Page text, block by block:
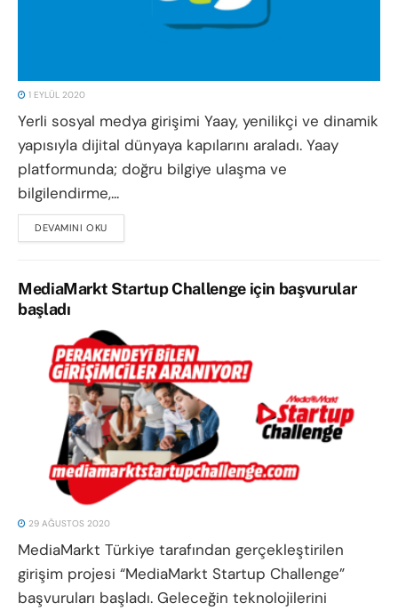
1 EYLÜL 2020
Yerli sosyal medya girişimi Yaay, yenilikçi ve dinamik
yapısıyla dijital dünyaya kapılarını araladı. Yaay
platformunda; doğru bilgiye ulaşma ve
bilgilendirme,...
DEVAMINI OKU
MediaMarkt Startup Challenge için başvurular
başladı
29 AĞUSTOS 2020
MediaMarkt Türkiye tarafından gerçekleştirilen
girişim projesi “MediaMarkt Startup Challenge”
başvuruları başladı. Geleceğin teknolojilerini